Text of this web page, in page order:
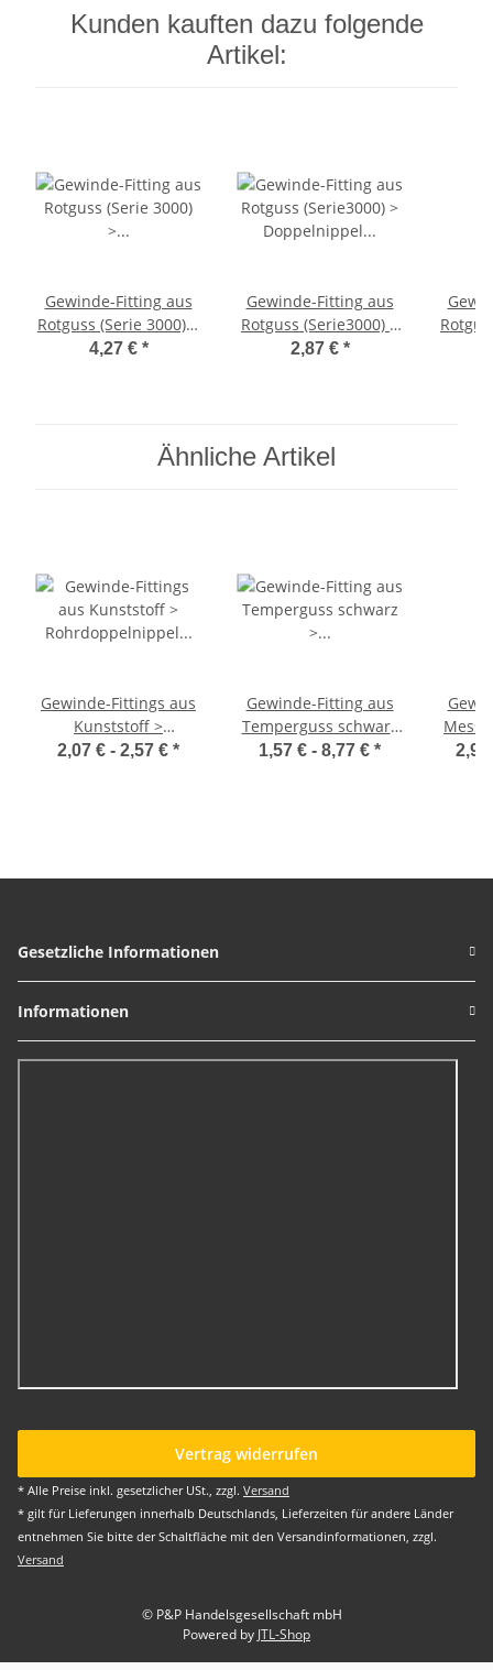
Kunden kauften dazu folgende
Artikel:
Gewinde-Fitting aus
Rotguss (Serie 3000) >
Rohrdoppelnippel
Zoll x 40 mm
4,27 € *
Gewinde-Fitting aus
Rotguss (Serie3000) >
Doppelnippel AG(R) x
2,87 € *
Ähnliche Artikel
Gewinde-Fittings aus
Kunststoff >
Rohrdoppelnippel
2,07 € - 2,57 € *
Gewinde-Fitting aus
Temperguss schwarz
> Rohrdoppelnippel
1,57 € - 8,77 € *
Gesetzliche Informationen
Informationen
Vertrag widerrufen
* Alle Preise inkl. gesetzlicher USt., zzgl. Versand
* gilt für Lieferungen innerhalb Deutschlands, Lieferzeiten für andere Länder
entnehmen Sie bitte der Schaltfläche mit den Versandinformationen, zzgl.
Versand
© P&P Handelsgesellschaft mbH
Powered by JTL-Shop